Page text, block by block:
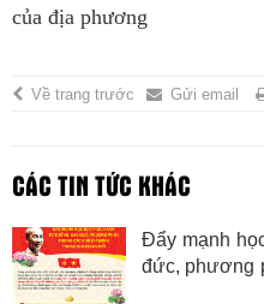
của địa phương
Về trang trước Gửi email
CÁC TIN TỨC KHÁC
hành tư tưởng, đạo
cách Hồ Chí Minh